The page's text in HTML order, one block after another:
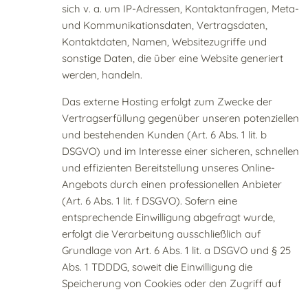
sich v. a. um IP-Adressen, Kontaktanfragen, Meta-
und Kommunikationsdaten, Vertragsdaten,
Kontaktdaten, Namen, Websitezugriffe und
sonstige Daten, die über eine Website generiert
werden, handeln.
Das externe Hosting erfolgt zum Zwecke der
Vertragserfüllung gegenüber unseren potenziellen
und bestehenden Kunden (Art. 6 Abs. 1 lit. b
DSGVO) und im Interesse einer sicheren, schnellen
und effizienten Bereitstellung unseres Online-
Angebots durch einen professionellen Anbieter
(Art. 6 Abs. 1 lit. f DSGVO). Sofern eine
entsprechende Einwilligung abgefragt wurde,
erfolgt die Verarbeitung ausschließlich auf
Grundlage von Art. 6 Abs. 1 lit. a DSGVO und § 25
Abs. 1 TDDDG, soweit die Einwilligung die
Speicherung von Cookies oder den Zugriff auf